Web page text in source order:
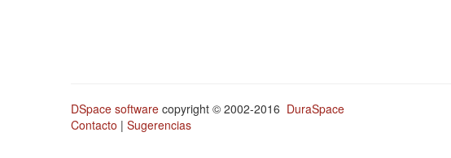
DSpace software copyright © 2002-2016 DuraSpace
Contacto | Sugerencias